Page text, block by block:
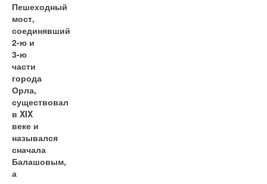
Пешеходный
мост,
соединявший
2-ю и
3-ю
части
города
Орла,
существовал
в XIX
веке и
назывался
сначала
Балашовым,
а